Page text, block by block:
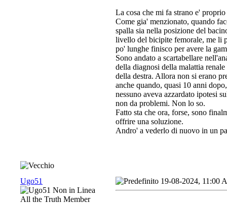
La cosa che mi fa strano e'
Come gia' menzionato, quando
spalla sia nella posizione del
livello del bicipite femorale, me li
po' lunghe finisco per avere la
Sono andato a scartabellare
della diagnosi della malattia
della destra. Allora non si erano
anche quando, quasi 10 anni
nessuno aveva azzardato ipotesi
non da problemi. Non lo so.
Fatto sta che ora, forse, sono
offrire una soluzione.
Andro' a vederlo di nuovo in un
Ugo51
All the Truth Member
19-08-2024, 11:00